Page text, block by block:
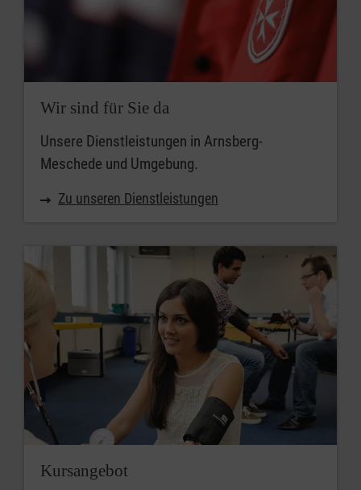
Wir sind für Sie da
Unsere Dienstleistungen in Arnsberg-
Meschede und Umgebung.
Zu unseren Dienstleistungen
Kursangebot